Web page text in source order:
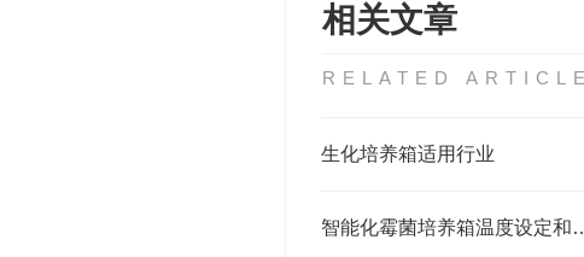
相关文章
RELATED
生化培养箱适用行业
智能化霉菌培